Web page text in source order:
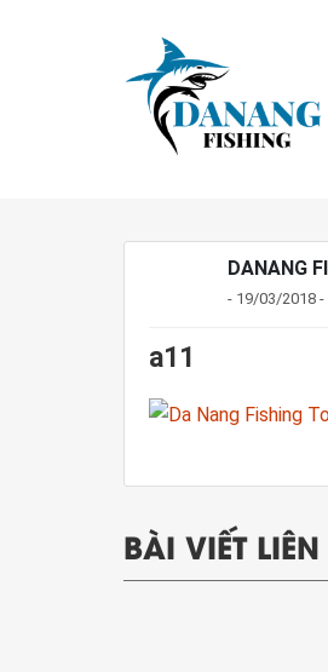
DANANG
- 19/03/2018
a11
BÀI VIẾT